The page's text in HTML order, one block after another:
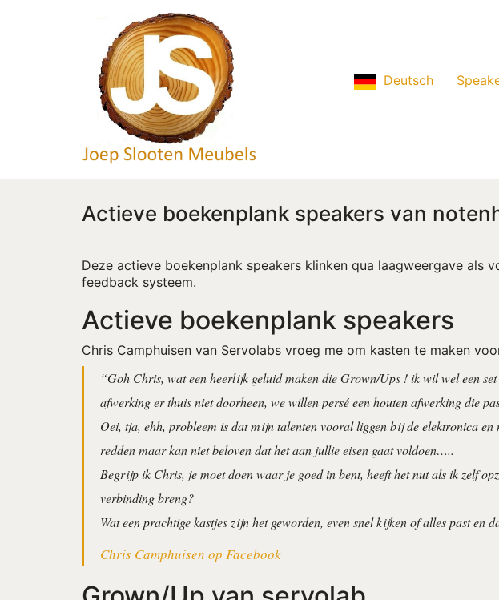
Deutsch
Actieve boekenplank speakers van
Deze actieve boekenplank speakers klinken qua laagweergave als
feedback systeem.
Actieve boekenplank speakers
Chris Camphuisen van Servolabs vroeg me om kasten te maken
“Goh Chris, wat een heerlijk geluid maken die Grown/Ups ! ik wil wel een
afwerking er thuis niet doorheen, we willen persé een houten afwerking die
Oei, tja, ehh, probleem is dat mijn talenten vooral liggen bij de elektronica en
redden maar kan niet beloven dat het aan jullie eisen gaat voldoen…..
Begrijp ik Chris, je moet doen waar je goed in bent, heeft het nut als ik zelf
verbinding breng?
Wat een prachtige kastjes zijn het geworden, even snel kijken of alles past en
Chris Camphuisen op Facebook